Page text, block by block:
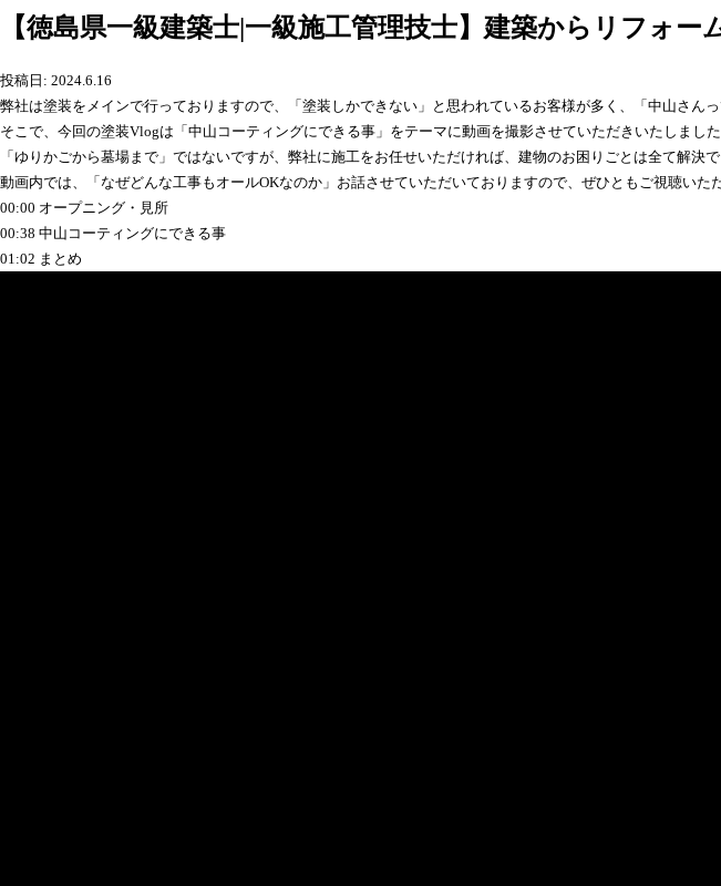
【徳島県一級建築士|一級施工管理技士】建築からリフォ
投稿日: 2024.6.16
弊社は塗装をメインで行っておりますので、「塗装しかできない」と思われているお客様が多く、「中山さん
そこで、今回の塗装Vlogは「中山コーティングにできる事」をテーマに動画を撮影させていただきいたしました
「ゆりかごから墓場まで」ではないですが、弊社に施工をお任せいただければ、建物のお困りごとは全て解
動画内では、「なぜどんな工事もオールOKなのか」お話させていただいておりますので、ぜひともご視聴い
00:00 オープニング・見所
00:38 中山コーティングにできる事
01:02 まとめ